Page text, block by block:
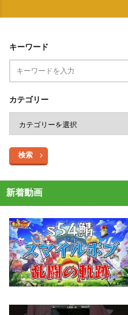
キーワード
カテゴリー
検索
新着動画